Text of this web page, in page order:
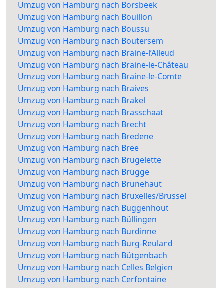
Umzug von Hamburg nach Borsbeek
Umzug von Hamburg nach Bouillon
Umzug von Hamburg nach Boussu
Umzug von Hamburg nach Boutersem
Umzug von Hamburg nach Braine-l’Alleud
Umzug von Hamburg nach Braine-le-Château
Umzug von Hamburg nach Braine-le-Comte
Umzug von Hamburg nach Braives
Umzug von Hamburg nach Brakel
Umzug von Hamburg nach Brasschaat
Umzug von Hamburg nach Brecht
Umzug von Hamburg nach Bredene
Umzug von Hamburg nach Bree
Umzug von Hamburg nach Brugelette
Umzug von Hamburg nach Brügge
Umzug von Hamburg nach Brunehaut
Umzug von Hamburg nach Bruxelles/Brussel
Umzug von Hamburg nach Buggenhout
Umzug von Hamburg nach Büllingen
Umzug von Hamburg nach Burdinne
Umzug von Hamburg nach Burg-Reuland
Umzug von Hamburg nach Bütgenbach
Umzug von Hamburg nach Celles Belgien
Umzug von Hamburg nach Cerfontaine